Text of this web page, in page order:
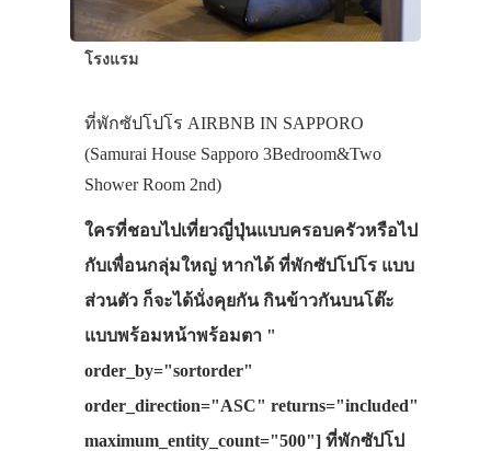
โรงแรม
ที่พักซัปโปโร AIRBNB IN SAPPORO
(Samurai House Sapporo 3Bedroom&Two
Shower Room 2nd)
ใครที่ชอบไปเที่ยวญี่ปุ่นแบบครอบครัวหรือไป
กับเพื่อนกลุ่มใหญ่ หากได้ ที่พักซัปโปโร แบบ
ส่วนตัว ก็จะได้นั่งคุยกัน กินข้าวกันบนโต๊ะ
แบบพร้อมหน้าพร้อมตา "
order_by="sortorder"
order_direction="ASC" returns="included"
maximum_entity_count="500"] ที่พักซัปโป